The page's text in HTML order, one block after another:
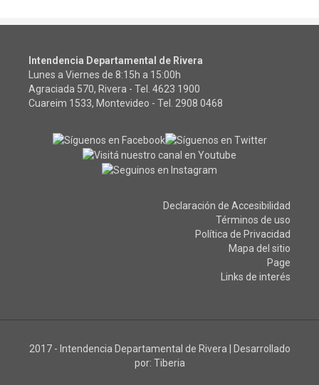
Intendencia Departamental de Rivera
Lunes a Viernes de 8:15h a 15:00h
Agraciada 570, Rivera - Tel. 4623 1900
Cuareim 1533, Montevideo - Tel. 2908 0468
Declaración de Accesibilidad
Términos de uso
Política de Privacidad
Mapa del sitio
Page
Links de interés
2017 - Intendencia Departamental de Rivera
Desarrollado
por: Tiberia